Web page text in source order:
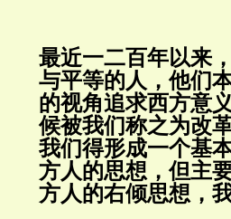
最近一二百年以来
与平等的人，他们
的视角追求西方意
候被我们称之为改
我们得形成一个基
方人的思想，但主
方人的右倾思想，